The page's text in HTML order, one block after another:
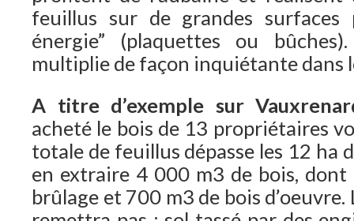
feuillus sur de grandes
énergie” (plaquettes ou
multiplie de façon inquiétante dans
A titre d’exemple sur
acheté le bois de 13 propriétaires
totale de feuillus dépasse les 12 ha
en extraire 4 000 m3 de bois, dont
brûlage et 700 m3 de bois d’oeuvre.